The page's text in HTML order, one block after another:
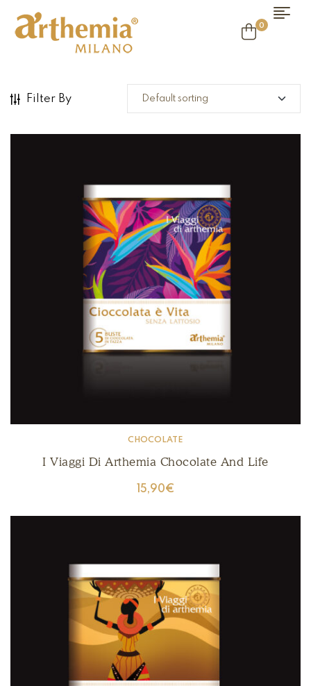
0
Filter By
CHOCOLATE
I Viaggi Di Arthemia Chocolate And Life
15,90€